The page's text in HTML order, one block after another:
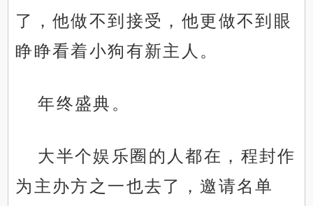
了，他做不到接受，他更做不到眼
睁睁看着小狗有新主人。
年终盛典。
大半个娱乐圈的人都在，程封作
为主办方之一也去了，邀请名单